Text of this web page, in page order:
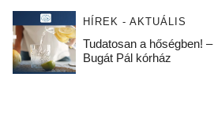
HÍREK - AKTUÁLIS
Tudatosan a hőségben!
Bugát Pál kórház